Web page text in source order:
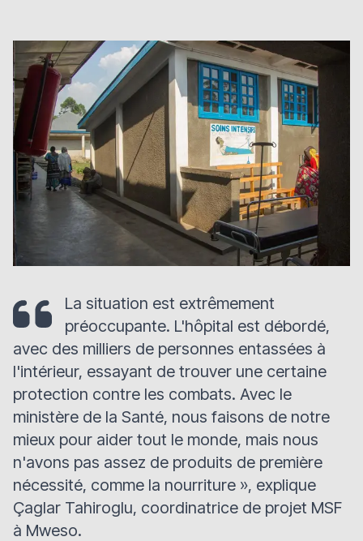
La situation est extrêmement
préoccupante. L'hôpital est débordé,
avec des milliers de personnes entassées à
l'intérieur, essayant de trouver une certaine
protection contre les combats. Avec le
ministère de la Santé, nous faisons de notre
mieux pour aider tout le monde, mais nous
n'avons pas assez de produits de première
nécessité, comme la nourriture », explique
Çaglar Tahiroglu, coordinatrice de projet MSF
à Mweso.